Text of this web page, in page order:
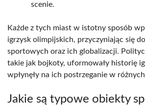
scenie.
Każde z tych miast w istotny sposób
igrzysk olimpijskich, przyczyniając się
sportowych oraz ich globalizacji.
takie jak bojkoty, uformowały historię
wpłynęły na ich postrzeganie w
Jakie są typowe obiekty